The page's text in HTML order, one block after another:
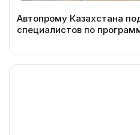
Автопрому Казахстана
специалистов по